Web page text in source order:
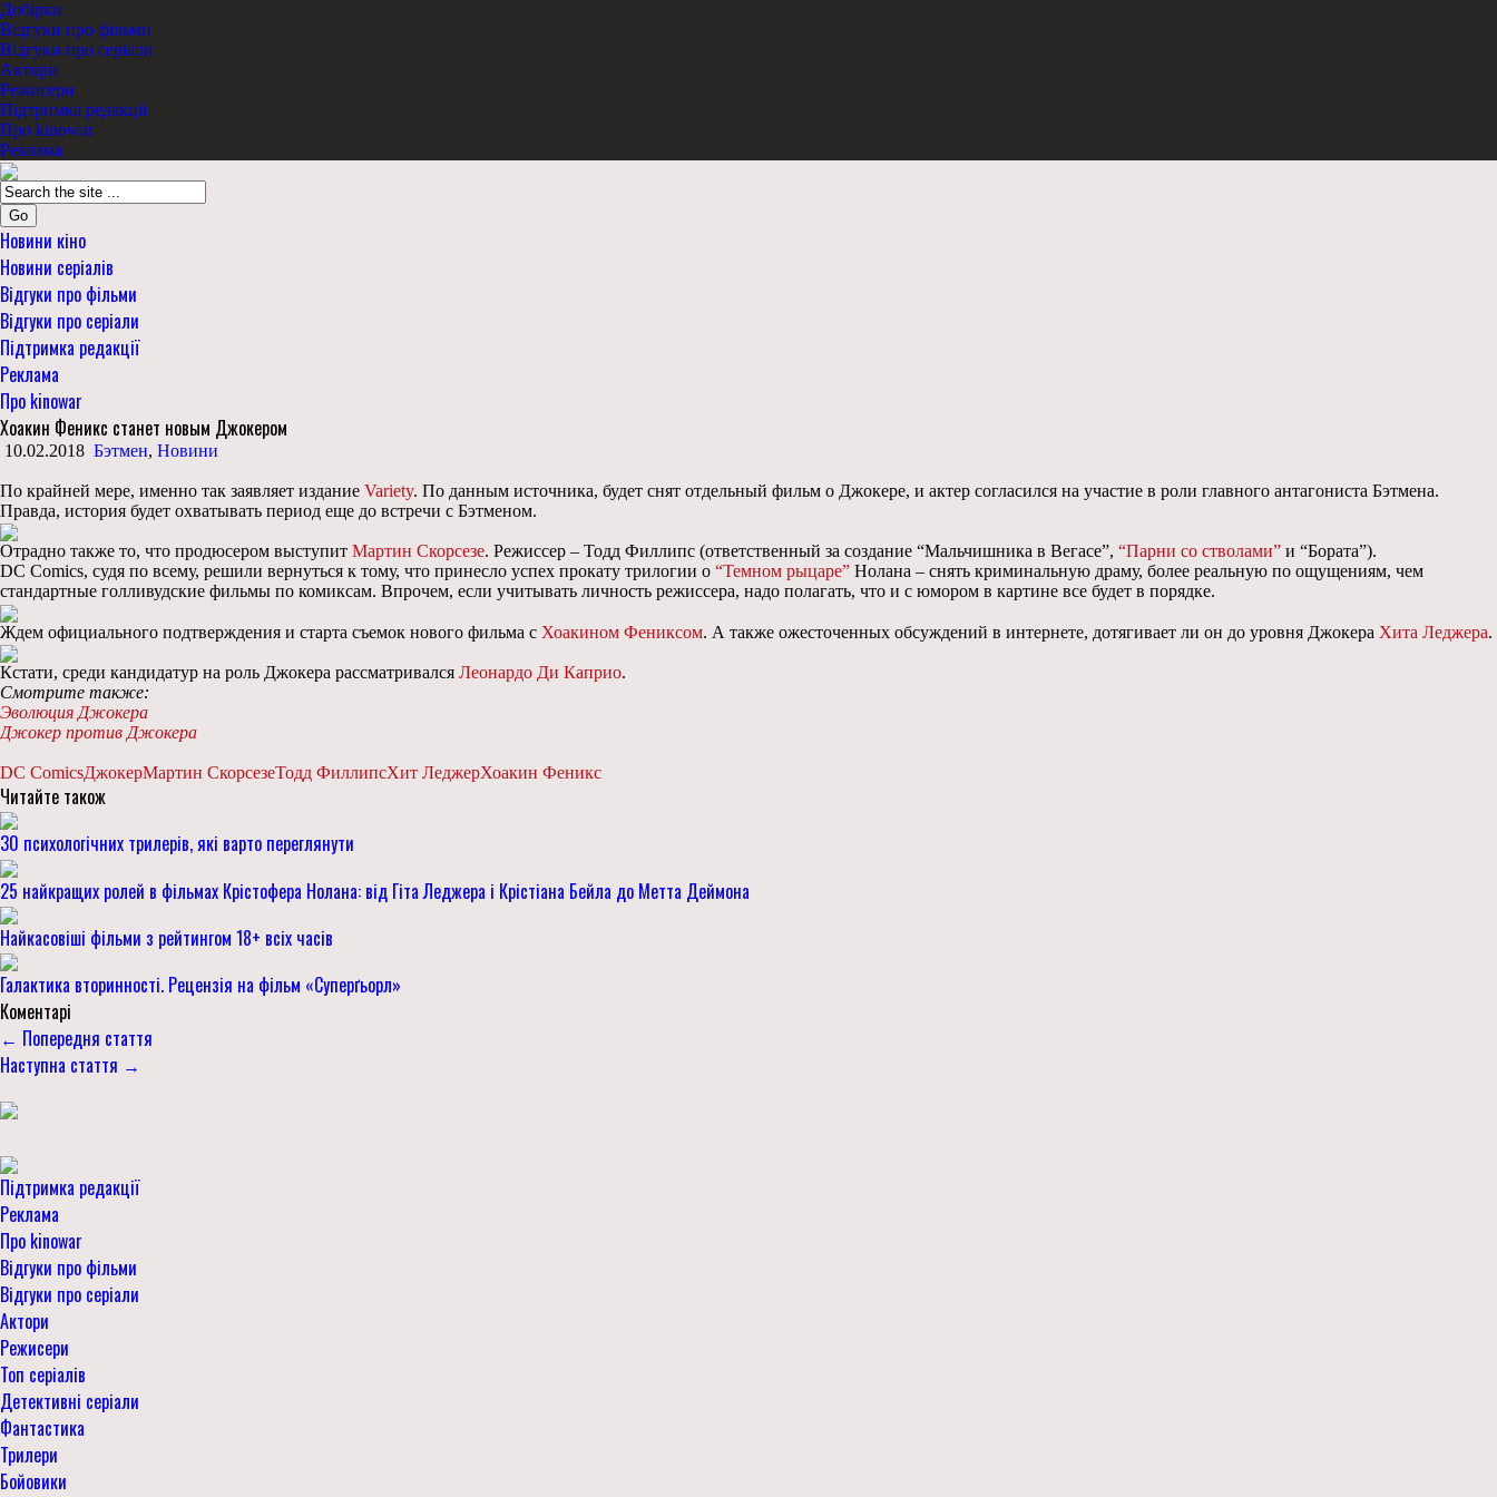
Добірки
Відгуки про фільми
Відгуки про серіали
Актори
Режисери
Підтримка редакції
Про kinowar
Реклама
Go
Новини кіно
Новини серіалів
Відгуки про фільми
Відгуки про серіали
Підтримка редакції
Реклама
Про kinowar
Хоакин Феникс станет новым Джокером
10.02.2018 Бэтмен, Новини
По крайней мере, именно так заявляет издание Variety. По данным источника, будет снят отдельный фильм о Джокере, и актер согласился на участие в роли главного антагониста Бэтмена.
Правда, история будет охватывать период еще до встречи с Бэтменом.
Отрадно также то, что продюсером выступит Мартин Скорсезе. Режиссер – Тодд Филлипс (ответственный за создание “Мальчишника в Вегасе”, “Парни со стволами” и “Бората”).
DC Comics, судя по всему, решили вернуться к тому, что принесло успех прокату трилогии о “Темном рыцаре” Нолана – снять криминальную драму, более реальную по ощущениям, чем
стандартные голливудские фильмы по комиксам. Впрочем, если учитывать личность режиссера, надо полагать, что и с юмором в картине все будет в порядке.
Ждем официального подтверждения и старта съемок нового фильма с Хоакином Фениксом. А также ожесточенных обсуждений в интернете, дотягивает ли он до уровня Джокера Хита Леджера.
Кстати, среди кандидатур на роль Джокера рассматривался Леонардо Ди Каприо.
Смотрите также:
Эволюция Джокера
Джокер против Джокера
DC ComicsДжокерМартин СкорсезеТодд ФиллипсХит ЛеджерХоакин Феникс
Читайте також
30 психологічних трилерів, які варто переглянути
25 найкращих ролей в фільмах Крістофера Нолана: від Гіта Леджера і Крістіана Бейла до Метта Деймона
Найкасовіші фільми з рейтингом 18+ всіх часів
Галактика вторинності. Рецензія на фільм «Суперґьорл»
Коментарі
← Попередня стаття
Наступна стаття →
Підтримка редакції
Реклама
Про kinowar
Відгуки про фільми
Відгуки про серіали
Актори
Режисери
Топ серіалів
Детективні серіали
Фантастика
Трилери
Бойовики